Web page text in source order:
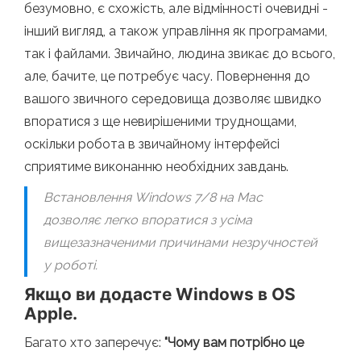
безумовно, є схожість, але відмінності очевидні -
інший вигляд, а також управління як програмами,
так і файлами. Звичайно, людина звикає до всього,
але, бачите, це потребує часу. Повернення до
вашого звичного середовища дозволяє швидко
впоратися з ще невирішеними труднощами,
оскільки робота в звичайному інтерфейсі
сприятиме виконанню необхідних завдань.
Встановлення Windows 7/8 на Mac
дозволяє легко впоратися з усіма
вищезазначеними причинами незручностей
у роботі.
Якщо ви додасте Windows в OS
Apple.
Багато хто заперечує: "Чому вам потрібно це